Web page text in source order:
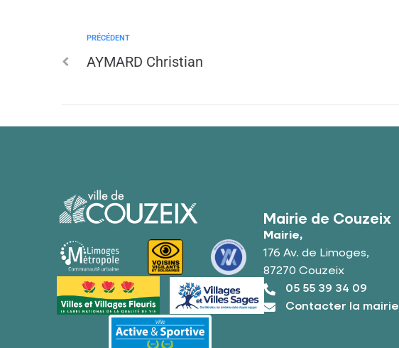
PRÉCÉDENT
AYMARD Christian
Mairie de Couzeix
Mairie,
176 Av. de Limoges,
87270 Couzeix
05 55 39 34 09
Contacter la mairie